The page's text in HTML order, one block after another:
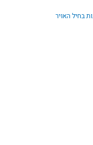
בחיל האויר